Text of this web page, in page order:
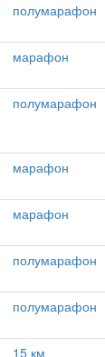
полумарафон
марафон
полумарафон
марафон
марафон
полумарафон
полумарафон
15 км